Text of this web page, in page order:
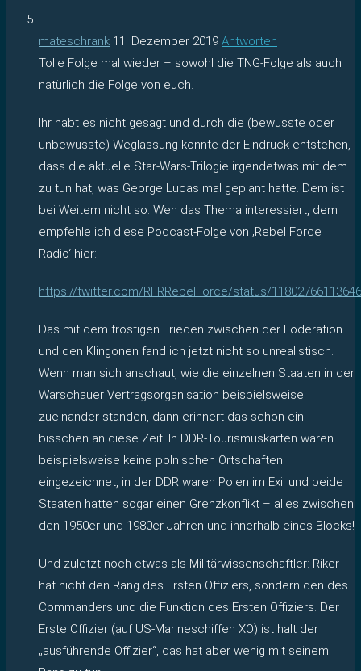
mateschrank 11. Dezember 2019 Antworten
Tolle Folge mal wieder – sowohl die TNG-Folge als auch
natürlich die Folge von euch.
Ihr habt es nicht gesagt und durch die (bewusste oder
unbewusste) Weglassung könnte der Eindruck entstehen,
dass die aktuelle Star-Wars-Trilogie irgendetwas mit dem
zu tun hat, was George Lucas mal geplant hatte. Dem ist
bei Weitem nicht so. Wen das Thema interessiert, dem
empfehle ich diese Podcast-Folge von ‚Rebel Force
Radio‘ hier:
https://twitter.com/RFRRebelForce/status/
Das mit dem frostigen Frieden zwischen der Föderation
und den Klingonen fand ich jetzt nicht so unrealistisch.
Wenn man sich anschaut, wie die einzelnen Staaten in der
Warschauer Vertragsorganisation beispielsweise
zueinander standen, dann erinnert das schon ein
bisschen an diese Zeit. In DDR-Tourismuskarten waren
beispielsweise keine polnischen Ortschaften
eingezeichnet, in der DDR waren Polen im Exil und beide
Staaten hatten sogar einen Grenzkonflikt – alles zwischen
den 1950er und 1980er Jahren und innerhalb eines Blocks!
Und zuletzt noch etwas als Militärwissenschaftler: Riker
hat nicht den Rang des Ersten Offiziers, sondern den des
Commanders und die Funktion des Ersten Offiziers. Der
Erste Offizier (auf US-Marineschiffen XO) ist halt der
„ausführende Offizier“, das hat aber wenig mit seinem